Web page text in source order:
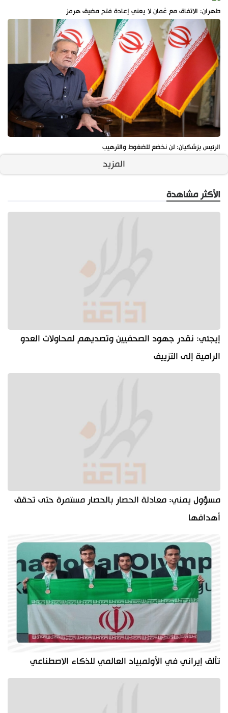
طهران: الاتفاق مع عُمان لا يعني إعادة فتح مضيق هرمز
الرئيس بزشكيان: لن نخضع للضغوط والترهيب
المزيد
الأكثر مشاهدة
إيجئي: نقدر جهود الصحفيين وتصديهم لمحاولات العدو
الرامية إلى التزييف
مسؤول يمني: معادلة الحصار بالحصار مستمرة حتى تحقق
أهدافها
تألق إيراني في الأولمبياد العالمي للذكاء الاصطناعي